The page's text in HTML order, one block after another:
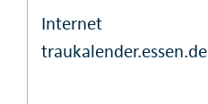
Internet
traukalender.essen.de